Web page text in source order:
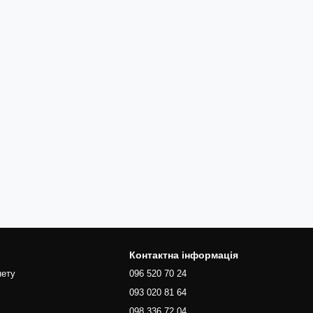
Контактна інформація
096 520 70 24
093 020 81 64